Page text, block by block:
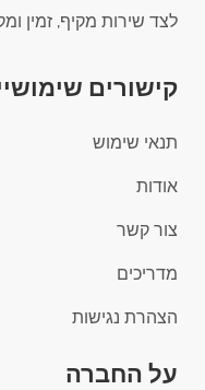
לצד שירות מקיף, זמין
קישורים
תנאי שימוש
אודות
צור קשר
מדריכים
הצהרת נגישות
על החברה